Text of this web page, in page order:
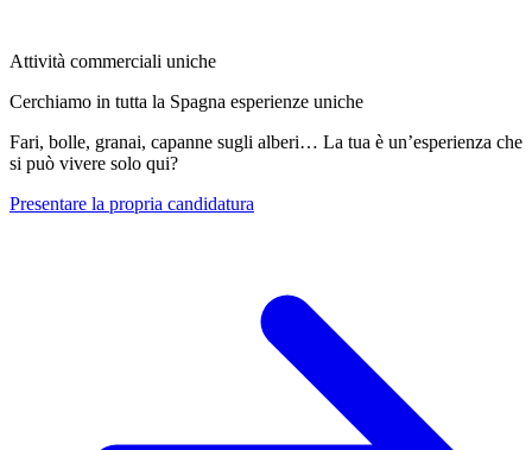
Attività commerciali uniche
Cerchiamo in tutta la Spagna esperienze uniche
Fari, bolle, granai, capanne sugli alberi… La tua è un’esperienza che
si può vivere solo qui?
Presentare la propria candidatura